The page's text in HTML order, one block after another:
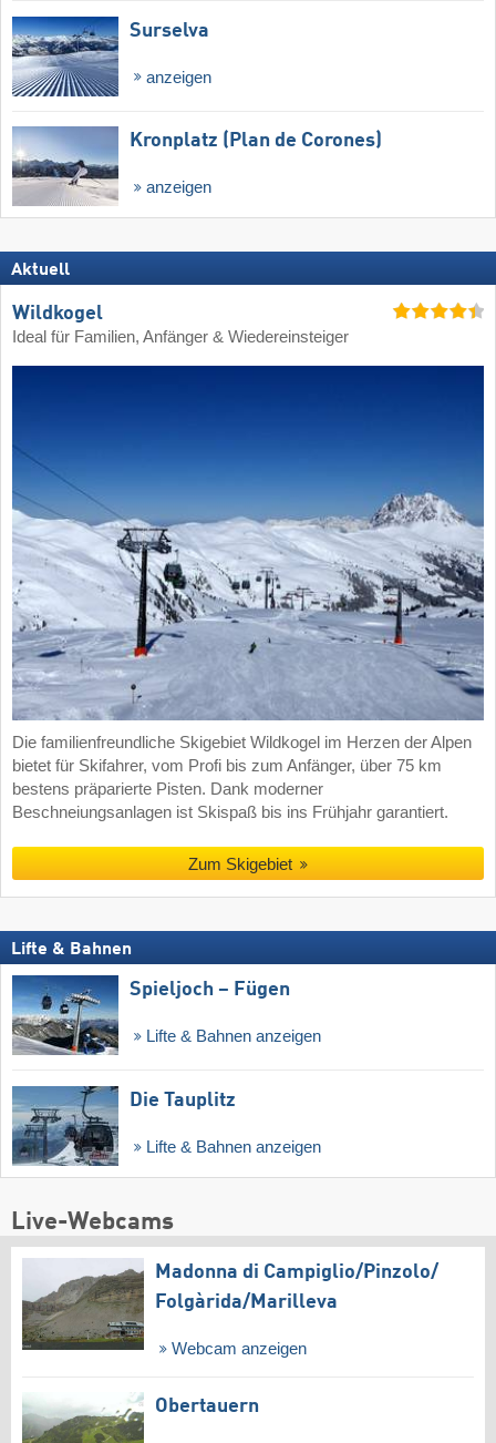
Surselva
anzeigen
Kronplatz (Plan de Corones)
anzeigen
Aktuell
Wildkogel
Ideal für Familien, Anfänger & Wiedereinsteiger
Die familienfreundliche Skigebiet Wildkogel im Herzen der Alpen
bietet für Skifahrer, vom Profi bis zum Anfänger, über 75 km
bestens präparierte Pisten. Dank moderner
Beschneiungsanlagen ist Skispaß bis ins Frühjahr garantiert.
Zum Skigebiet
Lifte & Bahnen
Spieljoch – Fügen
Lifte & Bahnen anzeigen
Die Tauplitz
Lifte & Bahnen anzeigen
Live-Webcams
Madonna di Campiglio/​Pinzolo/​
Folgàrida/​Marilleva
Webcam anzeigen
Obertauern